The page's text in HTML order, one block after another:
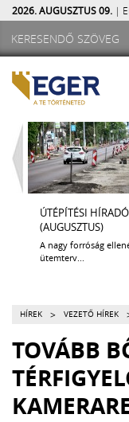
2026. AUGUSZTUS 09. |
ÚTÉPÍTÉSI HÍRADÓ
(AUGUSZTUS)
A nagy forróság
ütemterv...
HÍREK > VEZETŐ HÍREK
TOVÁBB